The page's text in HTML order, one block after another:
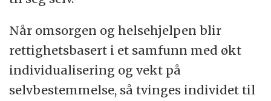
Når omsorgen og helsehjelpen blir
rettighetsbasert i et samfunn med økt
individualisering og vekt på
selvbestemmelse, så tvinges individet til